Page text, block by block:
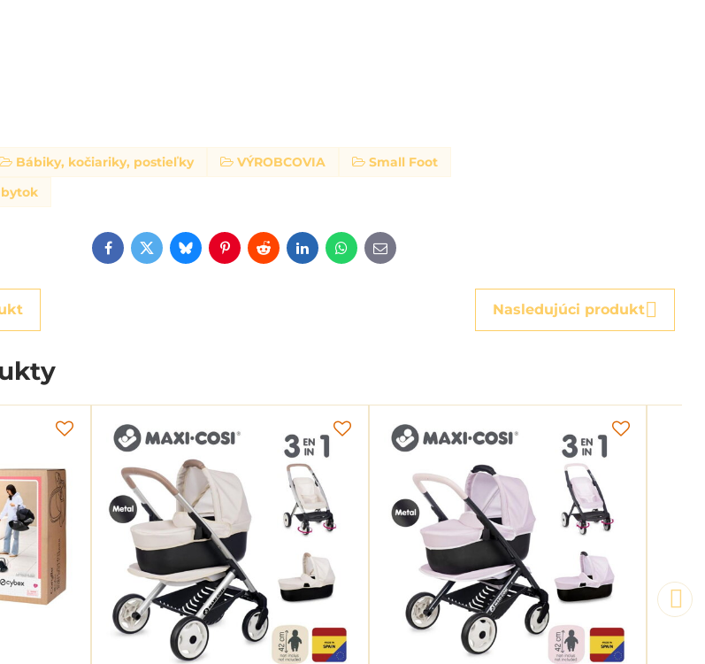
Bábiky, kočiariky, postieľky VÝROBCOVIA
Small Foot
Facebook
TwitterBlueskyPinterest
RedditLinkedInWhatsApp
E-
mail
Nasledujúci produkt